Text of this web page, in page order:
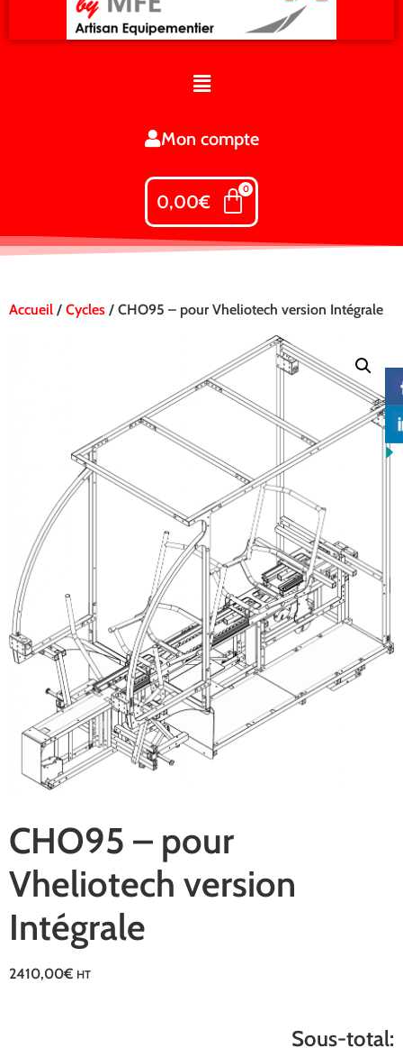
Mon compte
0,00€
Accueil / Cycles / CHO95 – pour Vheliotech version Intégrale
CHO95 – pour
Vheliotech version
Intégrale
2410,00€ HT
Sous-total: